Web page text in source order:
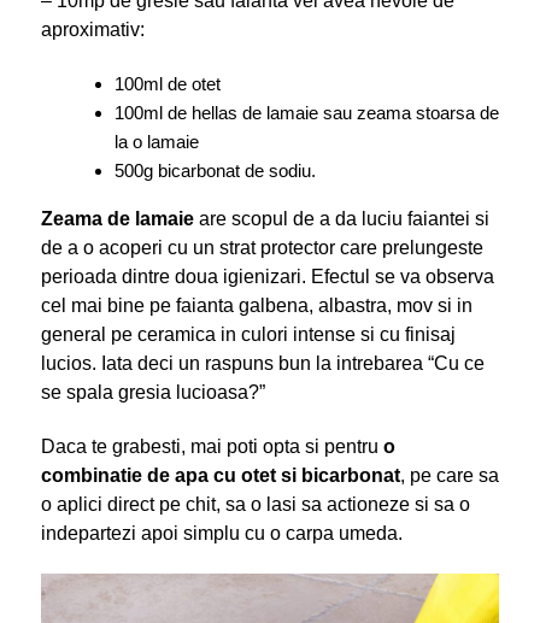
aproximativ:
100ml de otet
100ml de hellas de lamaie sau zeama stoarsa de
la o lamaie
500g bicarbonat de sodiu.
Zeama de lamaieare scopul de a da luciu faiantei si
de a o acoperi cu un strat protector care prelungeste
perioada dintre doua igienizari. Efectul se va observa
cel mai bine pe faianta galbena, albastra, mov si in
general pe ceramica in culori intense si cu finisaj
lucios. Iata deci un raspuns bun la intrebarea “Cu ce
se spala gresia lucioasa?”
Daca te grabesti, mai poti opta si pentru o
combinatie de apa cu otet si bicarbonat, pe care sa
o aplici direct pe chit, sa o lasi sa actioneze si sa o
indepartezi apoi simplu cu o carpa umeda.